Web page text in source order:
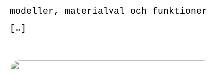
modeller, materialval och funktioner
[…]